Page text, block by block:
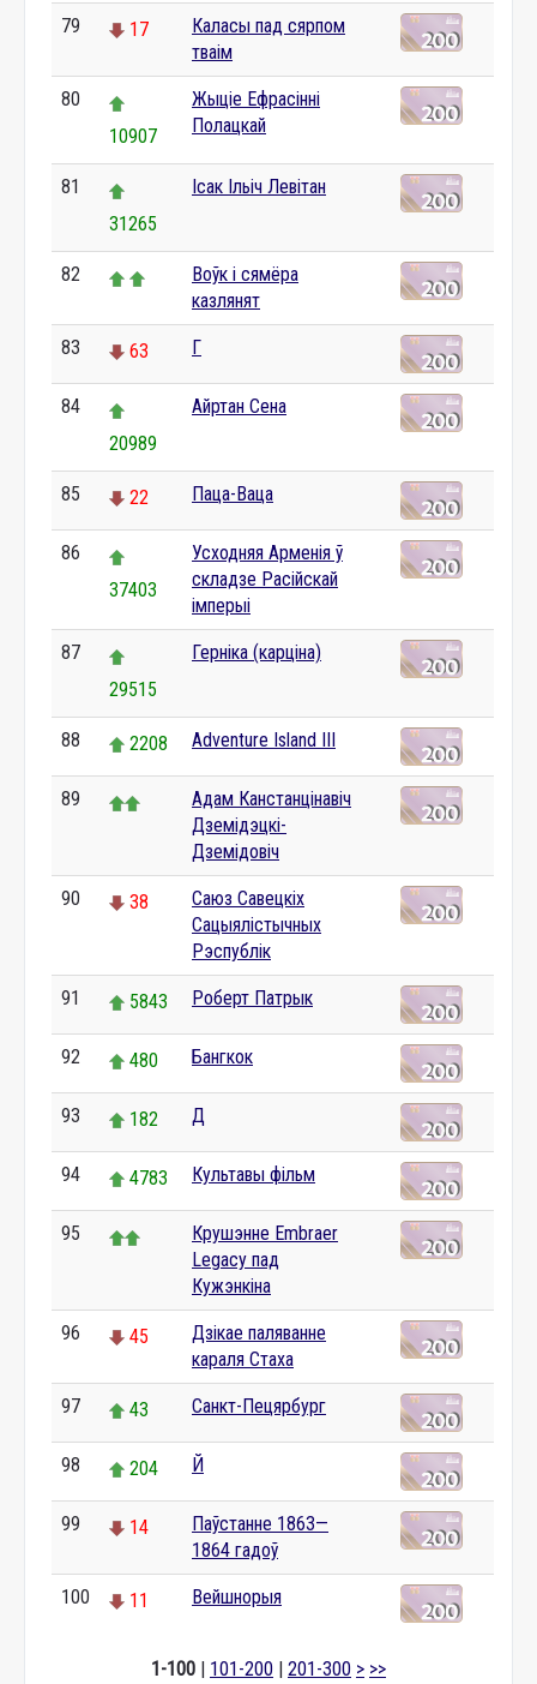
79 17
Каласы пад сярпом
тваім
80
10907
Жыціе Ефрасінні
Полацкай
81
31265
Ісак Ільіч Левітан
82
Воўк і сямёра
казлянят
83 63 Г
84
20989
Айртан Сена
85 22 Паца-Ваца
86
37403
Усходняя Арменія ў
складзе Расійскай
імперыі
87
29515
Герніка (карціна)
88 2208 Adventure Island III
89
Адам Канстанцінавіч
Дземідэцкі-
Дземідовіч
90 38
Саюз Савецкіх
Сацыялістычных
Рэспублік
91 5843 Роберт Патрык
92 480 Бангкок
93 182 Д
94 4783 Культавы фільм
95
Крушэнне Embraer
Legacy пад
Кужэнкіна
96 45
Дзікае паляванне
караля Стаха
97 43 Санкт-Пецярбург
98 204 Й
99 14
Паўстанне 1863—
1864 гадоў
100 11 Вейшнорыя
1-100 | 101-200 | 201-300 > >>